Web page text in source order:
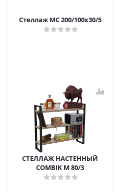
Стеллаж МС 200/100х30/5
СТЕЛЛАЖ НАСТЕННЫЙ
COMBIK M 80/3